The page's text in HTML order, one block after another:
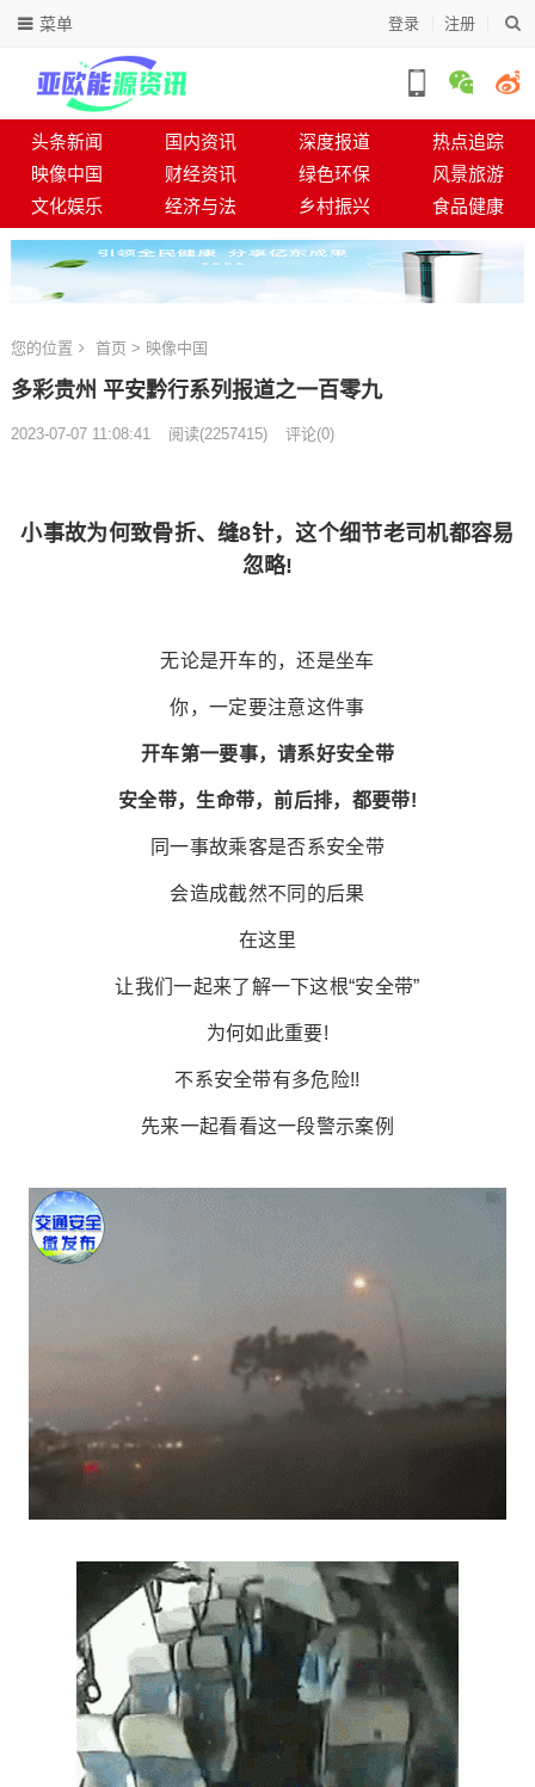
登录 注册
菜单
头条新闻 国内资讯 深度报道
热点追踪
映像中国
财经资讯 绿色环保
风景旅游
文化娱乐
经济与法 乡村振兴 食品健康
您的位置 首页 > 映像中国
多彩贵州 平安黔行系列报道之一百零九
2023-07-07 11:08:41 阅读(2257415) 评论(0)
小事故为何致骨折、缝8针，这个细节老司机都容易
忽略!
无论是开车的，还是坐车
你，一定要注意这件事
开车第一要事，请系好安全带
安全带，生命带，前后排，都要带!
同一事故乘客是否系安全带
会造成截然不同的后果
在这里
让我们一起来了解一下这根“安全带”
为何如此重要!
不系安全带有多危险!!
先来一起看看这一段警示案例